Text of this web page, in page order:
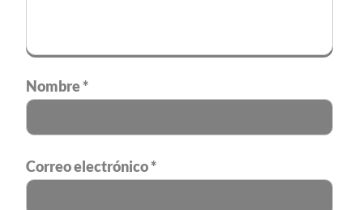
Nombre*
Correo electrónico*